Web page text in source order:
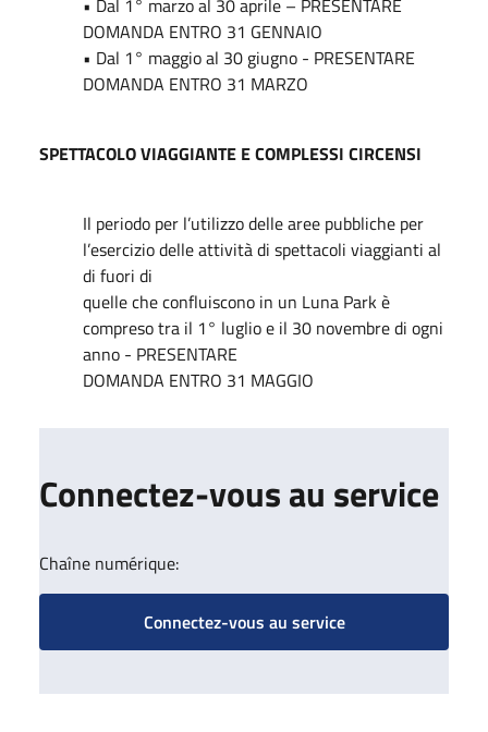
• Dal 1° marzo al 30 aprile – PRESENTARE
DOMANDA ENTRO 31 GENNAIO
• Dal 1° maggio al 30 giugno - PRESENTARE
DOMANDA ENTRO 31 MARZO
SPETTACOLO VIAGGIANTE E COMPLESSI CIRCENSI
Il periodo per l’utilizzo delle aree pubbliche per
l’esercizio delle attività di spettacoli viaggianti al
di fuori di
quelle che confluiscono in un Luna Park è
compreso tra il 1° luglio e il 30 novembre di ogni
anno - PRESENTARE
DOMANDA ENTRO 31 MAGGIO
Connectez-vous au service
Chaîne numérique:
Connectez-vous au service